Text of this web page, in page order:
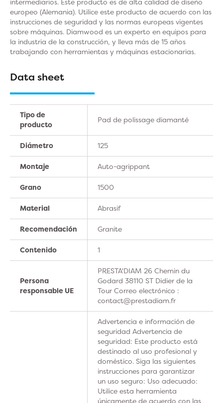
europeo (Alemania). Utilice este producto de acuerdo con las
instrucciones de seguridad y las normas europeas vigentes
sobre máquinas. Diamwood es un experto en equipos para
la industria de la construcción, y lleva más de 15 años
trabajando con herramientas y máquinas estacionarias.
Data sheet
Tipo de
producto
Pad de polissage diamanté
Diámetro 125
Montaje Auto-agrippant
Grano 1500
Material Abrasif
Recomendación Granite
Contenido 1
Persona
responsable UE
PRESTA'DIAM 26 Chemin du
Godard 38110 ST Didier de la
Tour Correo electrónico :
contact@prestadiam.fr
Advertencia e información de
seguridad Advertencia de
seguridad: Este producto está
destinado al uso profesional y
doméstico. Siga las siguientes
instrucciones para garantizar
un uso seguro: Uso adecuado:
Utilice esta herramienta
únicamente de acuerdo con las